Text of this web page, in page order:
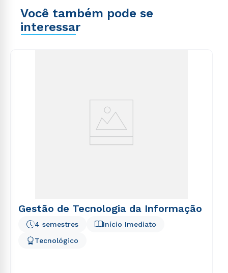
Você também pode se
interessar
Gestão de Tecnologia da Informação
Início Imediato
4 semestres
Tecnológico